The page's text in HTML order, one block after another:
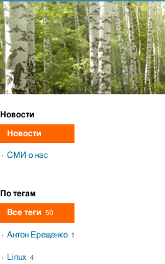
Новости
Новости
СМИ о нас
По тегам
Все теги 50
Антон Ерещенко 1
Linux 4